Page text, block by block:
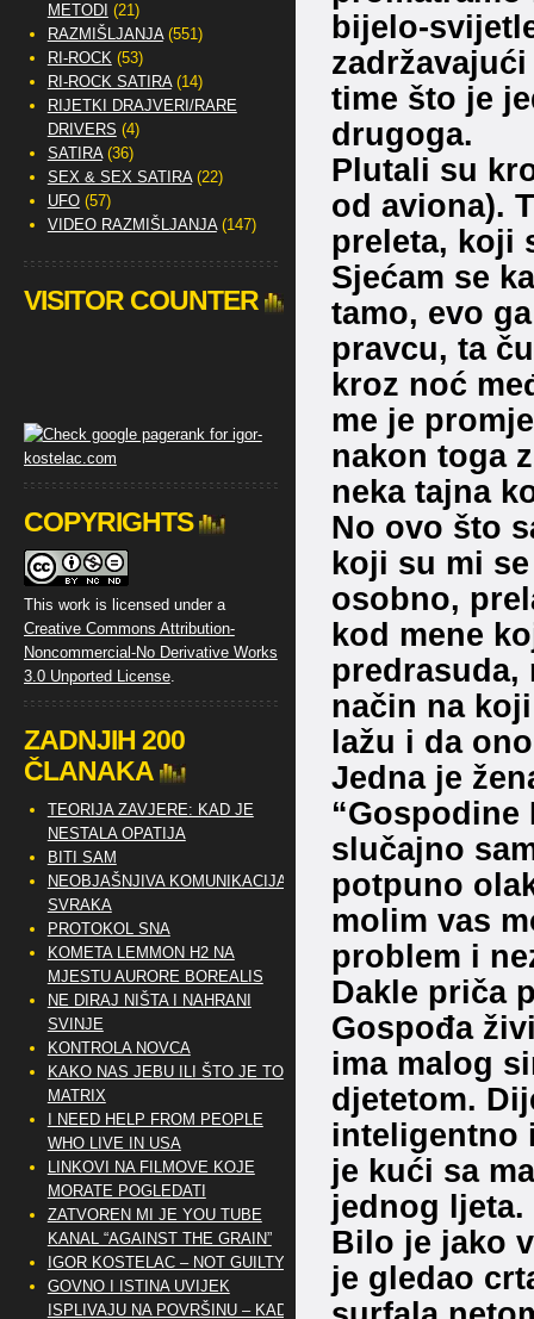
bijelo-
time što je
drugoga.
Plutali su
od aviona).
preleta, koji
Sjećam se
tamo, evo
pravcu, ta
kroz noć
me je
nakon toga
neka tajna
No ovo što
koji su mi
osobno,
kod mene
predrasuda,
način na
lažu i da
Jedna je
slučajno
potpuno
molim vas
problem i
Dakle priča
Gospođa
ima malog
djetetom.
inteligentno
je kući sa
jednog ljeta.
Bilo je jako
je gledao
METODI (21)
RAZMIŠLJANJA(551)
RI-ROCK(53)
RI-ROCK SATIRA(14)
RIJETKI DRAJVERI/RARE
DRIVERS (4)
SATIRA(36)
SEX & SEX SATIRA(22)
UFO(57)
VIDEO RAZMIŠLJANJA(147)
VISITOR COUNTER
COPYRIGHTS
This work is licensed under a
Creative Commons Attribution-
Noncommercial-No Derivative Works
3.0 Unported License.
ZADNJIH 200
ČLANAKA
TEORIJA ZAVJERE: KAD JE
NESTALA OPATIJA
BITI SAM
NEOBJAŠNJIVA KOMUNIKACIJA
SVRAKA
PROTOKOL SNA
KOMETA LEMMON H2 NA
MJESTU AURORE BOREALIS
NE DIRAJ NIŠTA I NAHRANI
SVINJE
KONTROLA NOVCA
KAKO NAS JEBU ILI ŠTO JE TO
MATRIX
I NEED HELP FROM PEOPLE
WHO LIVE IN USA
LINKOVI NA FILMOVE KOJE
MORATE POGLEDATI
ZATVOREN MI JE YOU TUBE
KANAL “AGAINST THE GRAIN”
IGOR KOSTELAC – NOT GUILTY
GOVNO I ISTINA UVIJEK
ISPLIVAJU NA POVRŠINU – KAD